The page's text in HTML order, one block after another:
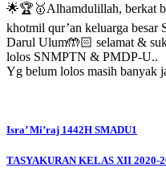
🌟🏆🥇Alhamdulillah, berkat
khotmil qur’an keluarga
Darul Ulum🤲🏻 selamat &
lolos SNMPTN & PMDP-U..
Yg belum lolos masih banyak
Isra’ Mi’raj 1442H SMADU1
TASYAKURAN KELAS XII 2020-